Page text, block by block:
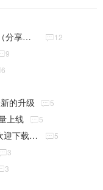
tpframe 后续版本你希望有的功能是什么（分享贴） 12
9
6
的升级 5
上线 5
tpframe插件tcms插件v2.2已发布上线，欢迎下载使用 5
3
3